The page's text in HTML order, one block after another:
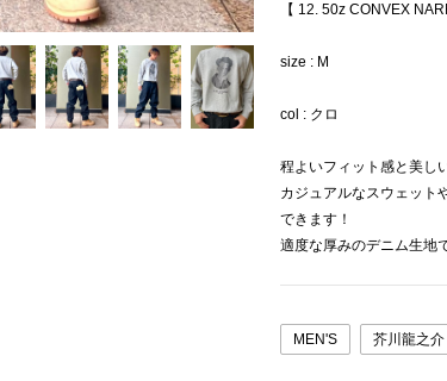
【 12. 50z CONVEX
size : M
col : クロ
程よいフィット感と美し
カジュアルなスウェット
できます！
適度な厚みのデニム生地
MEN'S 芥川龍之介